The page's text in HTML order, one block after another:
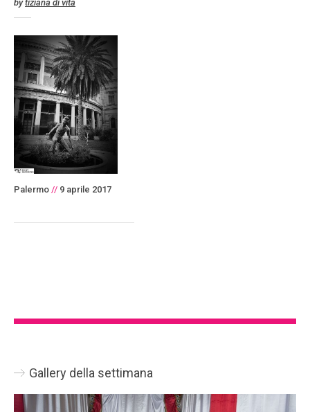
bytiziana di vita
Palermo // 9 aprile 2017
Gallery della settimana